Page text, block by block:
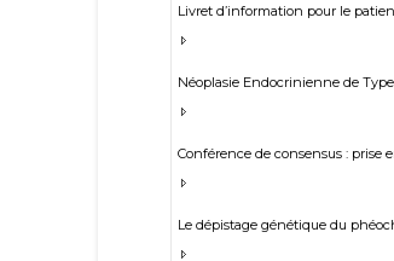
Livret d’information pour le
Néoplasie Endocrinienne de Type
Conférence de consensus : prise
Le dépistage génétique du